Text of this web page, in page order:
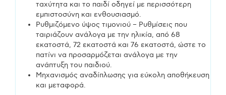
ταχύτητα και το παιδί οδηγεί με περισσότερη
εμπιστοσύνη και ενθουσιασμό.
Ρυθμιζόμενο ύψος τιμονιού – Ρυθμίσεις που
ταιριάζουν ανάλογα με την ηλικία, από 68
εκατοστά, 72 εκατοστά και 76 εκατοστά, ώστε το
πατίνι να προσαρμόζεται ανάλογα με την
ανάπτυξη του παιδιού.
Μηχανισμός αναδίπλωσης για εύκολη αποθήκευση
και μεταφορά.